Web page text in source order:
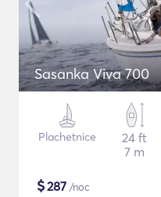
Sasanka Viva 700
Plachetnice
24 ft
7 m
$287 /noc